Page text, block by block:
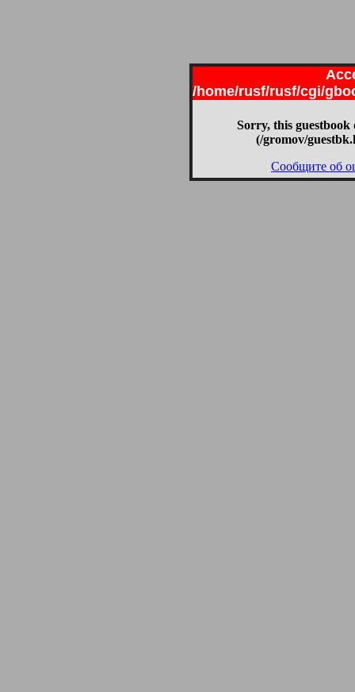
/home/rusf/rusf/cgi/
Sorry, this guestbook
(/gromov/
Сообщите об